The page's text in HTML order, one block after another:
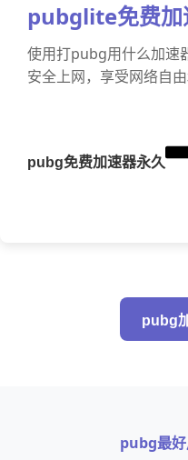
pubglite免费加
使用打pubg用什么加速
安全上网，享受网络自
pubg免费加速器永久
pubg
pubg最